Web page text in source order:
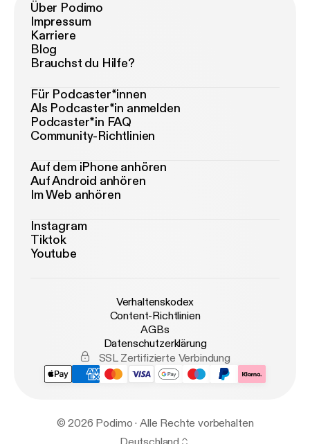
Über Podimo
Impressum
Karriere
Blog
Brauchst du Hilfe?
Für Podcaster*innen
Als Podcaster*in anmelden
Podcaster*in FAQ
Community-Richtlinien
Auf dem iPhone anhören
Auf Android anhören
Im Web anhören
Instagram
Tiktok
Youtube
Verhaltenskodex
Content-Richtlinien
AGBs
Datenschutzerklärung
SSL Zertifizierte Verbindung
© 2026 Podimo · Alle Rechte vorbehalten